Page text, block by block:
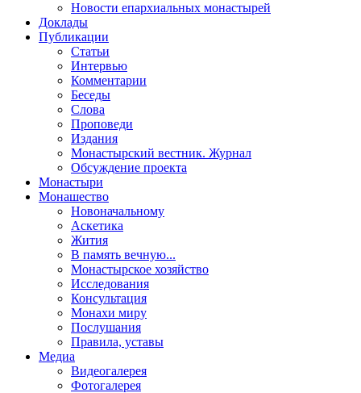
Новости епархиальных монастырей
Доклады
Публикации
Статьи
Интервью
Комментарии
Беседы
Слова
Проповеди
Издания
Монастырский вестник. Журнал
Обсуждение проекта
Монастыри
Монашество
Новоначальному
Аскетика
Жития
В память вечную...
Монастырское хозяйство
Исследования
Консультация
Монахи миру
Послушания
Правила, уставы
Медиа
Видеогалерея
Фотогалерея